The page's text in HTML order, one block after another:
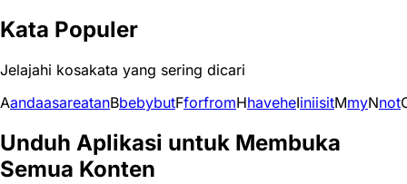
Kata Populer
Jelajahi kosakata yang sering dicari
AandaasareatanBbebybutFforfromHhaveheIiniisitMmyNnot
Unduh Aplikasi untuk Membuka
Semua Konten